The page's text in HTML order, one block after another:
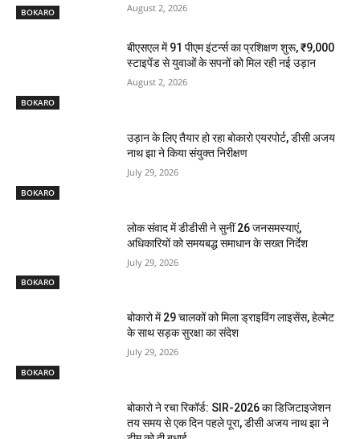
BOKARO August 2, 2026
BOKARO
बीएसएल में 91 पीएम इंटर्न्स का प्रशिक्षण शुरू, ₹9,000
स्टाइपेंड से युवाओं के सपनों को मिल रही नई उड़ान
August 2, 2026
BOKARO
उड़ान के लिए तैयार हो रहा बोकारो एयरपोर्ट, डीसी अजय
नाथ झा ने किया संयुक्त निरीक्षण
July 29, 2026
BOKARO
लोक संवाद में डीडीसी ने सुनीं 26 जनसमस्याएं,
अधिकारियों को समयबद्ध समाधान के सख्त निर्देश
July 29, 2026
BOKARO
बोकारो में 29 चालकों को मिला ड्राइविंग लाइसेंस, हेल्मेट
के साथ सड़क सुरक्षा का संदेश
July 29, 2026
बोकारो ने रचा रिकॉर्ड: SIR-2026 का डिजिटाइजेशन
तय समय से एक दिन पहले पूरा, डीसी अजय नाथ झा ने